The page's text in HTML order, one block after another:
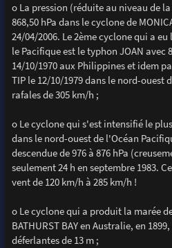
o La pression (réduite au niveau de
868,50 hPa dans le cyclone de
24/04/2006. Le 2ème cyclone qui a
le Pacifique est le typhon JOAN avec
14/10/1970 aux Philippines et idem
TIP le 12/10/1979 dans le nord-ouest
rafales de 305 km/h ;
o Le cyclone qui s'est intensifié le
dans le nord-ouest de l'Océan
descendue de 976 à 876 hPa
seulement 24 h en septembre 1983.
vent de 120 km/h à 285 km/h !
o Le cyclone qui a produit la marée
BATHURST BAY en Australie, en
déferlantes de 13 m ;